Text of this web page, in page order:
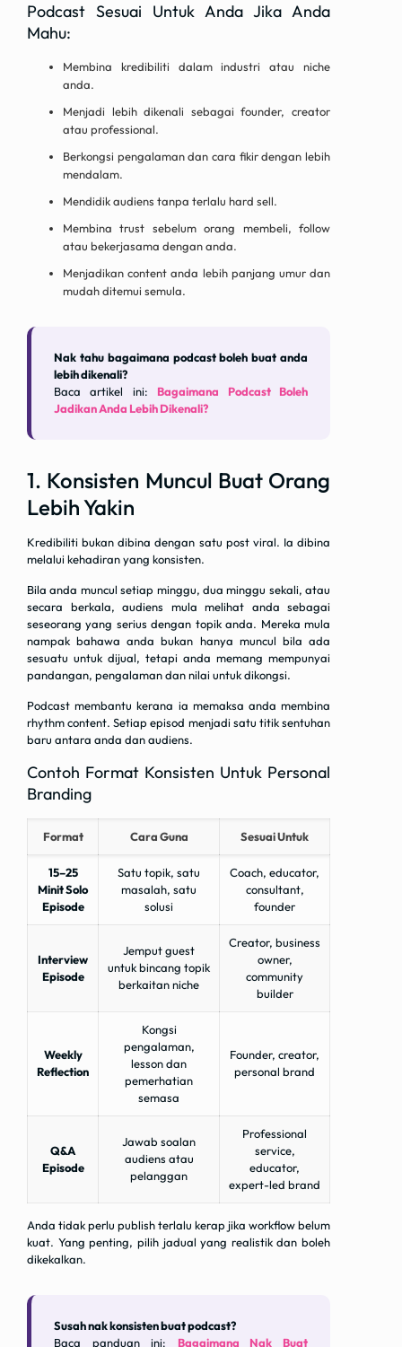
Podcast Sesuai Untuk Anda Jika Anda
Mahu:
Membina kredibiliti dalam industri atau niche
anda.
Menjadi lebih dikenali sebagai founder, creator
atau professional.
Berkongsi pengalaman dan cara fikir dengan lebih
mendalam.
Mendidik audiens tanpa terlalu hard sell.
Membina trust sebelum orang membeli, follow
atau bekerjasama dengan anda.
Menjadikan content anda lebih panjang umur dan
mudah ditemui semula.
Nak tahu bagaimana podcast boleh buat anda
lebih dikenali?
Baca artikel ini: Bagaimana Podcast Boleh
Jadikan Anda Lebih Dikenali?
1. Konsisten Muncul Buat Orang
Lebih Yakin
Kredibiliti bukan dibina dengan satu post viral. Ia dibina
melalui kehadiran yang konsisten.
Bila anda muncul setiap minggu, dua minggu sekali, atau
secara berkala, audiens mula melihat anda sebagai
seseorang yang serius dengan topik anda. Mereka mula
nampak bahawa anda bukan hanya muncul bila ada
sesuatu untuk dijual, tetapi anda memang mempunyai
pandangan, pengalaman dan nilai untuk dikongsi.
Podcast membantu kerana ia memaksa anda membina
rhythm content. Setiap episod menjadi satu titik sentuhan
baru antara anda dan audiens.
Contoh Format Konsisten Untuk Personal
Branding
Format Cara Guna Sesuai Untuk
15–25
Minit Solo
Episode
Satu topik, satu
masalah, satu
solusi
Coach, educator,
consultant,
founder
Interview
Episode
Jemput guest
untuk bincang topik
berkaitan niche
Creator, business
owner,
community
builder
Weekly
Reflection
Kongsi
pengalaman,
lesson dan
pemerhatian
semasa
Founder, creator,
personal brand
Q&A
Episode
Jawab soalan
audiens atau
pelanggan
Professional
service,
educator,
expert-led brand
Anda tidak perlu publish terlalu kerap jika workflow belum
kuat. Yang penting, pilih jadual yang realistik dan boleh
dikekalkan.
Susah nak konsisten buat podcast?
Baca panduan ini: Bagaimana Nak Buat